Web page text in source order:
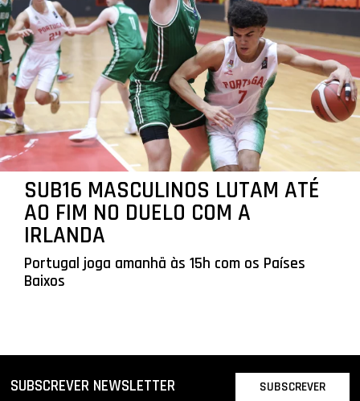
SUB16 MASCULINOS LUTAM ATÉ
AO FIM NO DUELO COM A
IRLANDA
Portugal joga amanhã às 15h com os Países
Baixos
SUBSCREVER NEWSLETTER SUBSCREVER